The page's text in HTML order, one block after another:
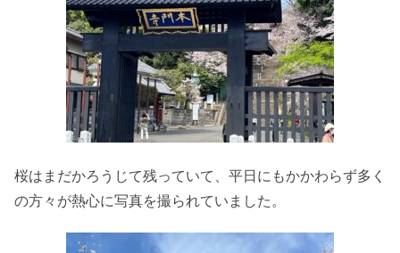
桜はまだかろうじて残っていて、平日にもかかわらず多く
の方々が熱心に写真を撮られていました。